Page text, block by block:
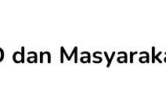
dan